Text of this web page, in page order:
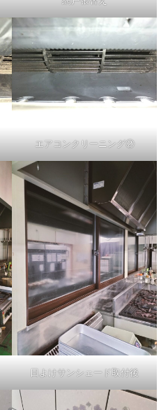
エアコンクリーニング②
日よけサンシェード取付後